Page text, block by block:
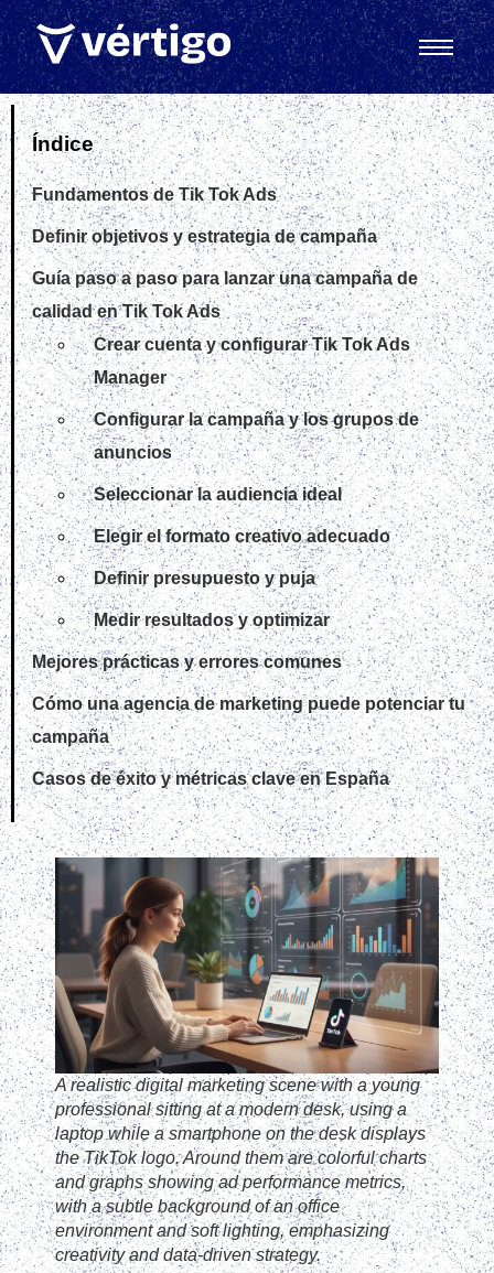
Gestionar consentimiento
Para ofrecer las mejores experiencias, utilizamos tecnologías
como las cookies para almacenar y/o acceder a la información
del dispositivo. El consentimiento de estas tecnologías nos
permitirá procesar datos como el comportamiento de
navegación o las identificaciones únicas en este sitio. No
consentir o retirar el consentimiento, puede afectar
negativamente a ciertas características y funciones.
Funcional
Siempre activo
Preferencias
Estadísticas
Marketing
Administrar opciones
Gestionar los servicios
Gestionar {vendor_count} proveedores
Leer más sobre estos propósitos
Aceptar Denegar Ver preferencias
Guardar preferencias Ver preferencias